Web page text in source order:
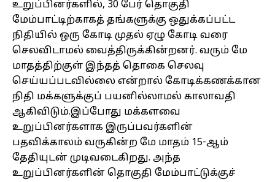
உறுப்பினர்களில், 30 பேர் தொகுதி
மேம்பாட்டிற்காகத் தங்களுக்கு ஒதுக்கப்பட்ட
நிதியில் ஒரு கோடி முதல் ஏழு கோடி வரை
செலவிடாமல் வைத்திருக்கின்றனர். வரும் மே
மாதத்திற்குள் இந்தத் தொகை செலவு
செய்யப்படவில்லை என்றால் கோடிக்கணக்கான
நிதி மக்களுக்குப் பயனில்லாமல் காலாவதி
ஆகிவிடும்.இப்போது மக்களவை
உறுப்பினர்களாக இருப்பவர்களின்
பதவிக்காலம் வருகின்ற மே மாதம் 15-ஆம்
தேதியுடன் முடிவடைகிறது. அந்த
உறுப்பினர்களின் தொகுதி மேம்பாட்டுக்குச்